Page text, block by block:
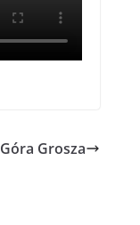
Góra Grosza